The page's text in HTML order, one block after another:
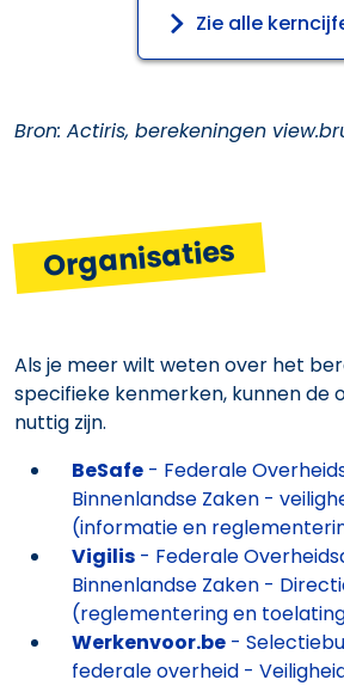
Zie alle
Bron: Actiris, berekeningen
Organisaties
Als je meer wilt weten over het
specifieke kenmerken, kunnen de
nuttig zijn.
BeSafe - Federale
Binnenlandse Zaken -
(informatie en
Vigilis - Federale
Binnenlandse Zaken -
(reglementering en
Werkenvoor.be -
federale overheid -